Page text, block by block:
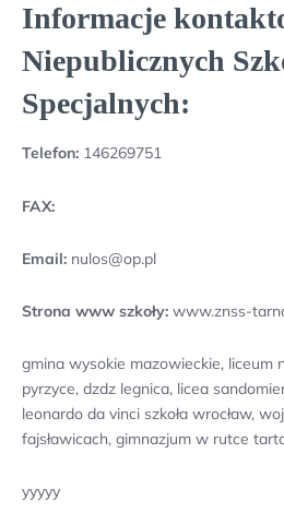
Informacje
Niepublicznych
Specjalnych:
Telefon: 146269751
FAX:
Email: nulos@op.pl
Strona www szkoły: www.znss-
gmina wysokie mazowieckie, liceum
pyrzyce, dzdz legnica, licea
leonardo da vinci szkoła wrocław,
fajsławicach, gimnazjum w rutce
yyyyy